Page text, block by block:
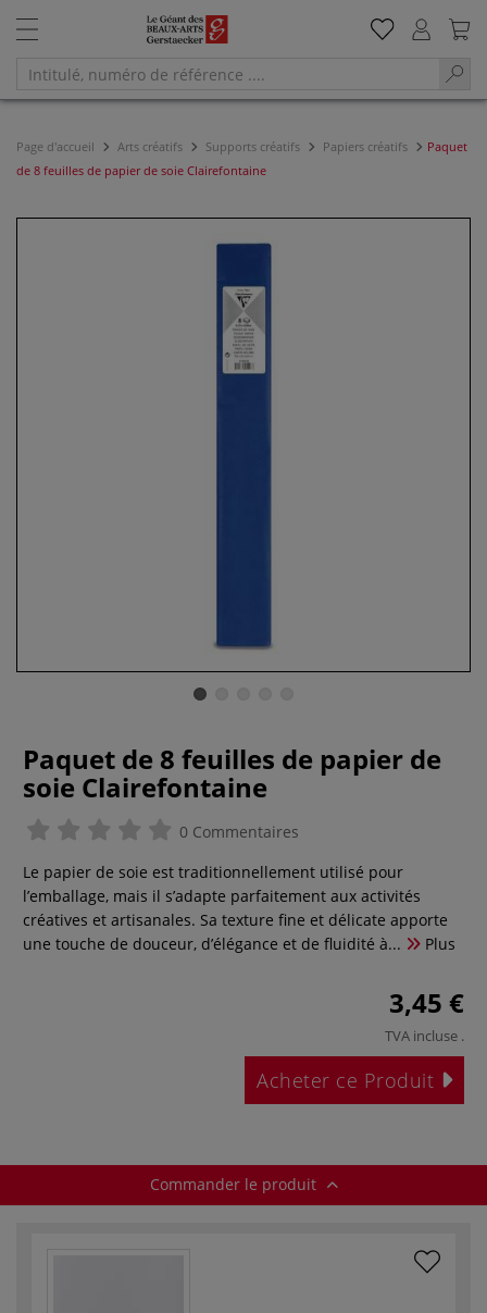
Page d'accueil Arts créatifs Supports créatifs Papiers créatifs
Paquet
de 8 feuilles de papier de soie Clairefontaine
Paquet de 8 feuilles de papier de
soie Clairefontaine
0 Commentaires
Le papier de soie est traditionnellement utilisé pour
l’emballage, mais il s’adapte parfaitement aux activités
créatives et artisanales. Sa texture fine et délicate apporte
une touche de douceur, d’élégance et de fluidité à...
Plus
3,45 €
TVA incluse .
Acheter ce Produit
Commander le produit